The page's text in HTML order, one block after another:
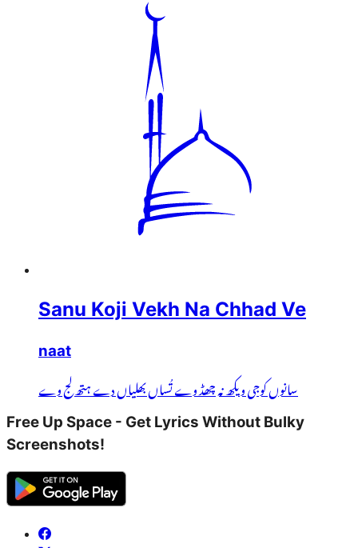
Sanu Koji Vekh Na Chhad Ve
naat
سانوں کوجی ویکھ نہ چھڈ وے تُساں بھلیاں دے ہتھ لج وے
Free Up Space - Get Lyrics Without Bulky
Screenshots!